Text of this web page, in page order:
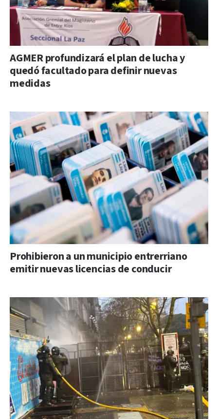
AGMER profundizará el plan de lucha y
quedó facultado para definir nuevas
medidas
Prohibieron a un municipio entrerriano
emitir nuevas licencias de conducir